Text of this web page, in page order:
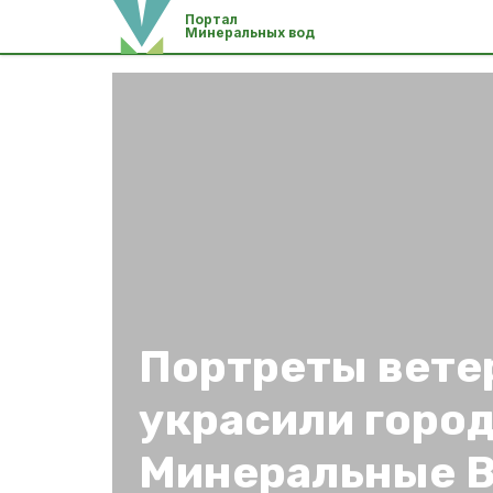
Портал
Минеральных вод
Портреты
украсили
Минеральные